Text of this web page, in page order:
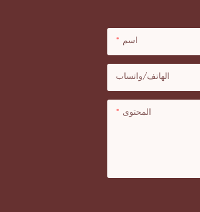
اسم
الهاتف/واتساب
المحتوى